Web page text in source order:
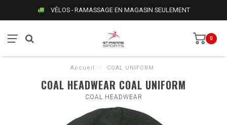
VÉLOS - RAMASSAGE EN MAGASIN SEULEMENT
0
Accueil / COAL UNIFORM
COAL HEADWEAR COAL UNIFORM
COAL HEADWEAR